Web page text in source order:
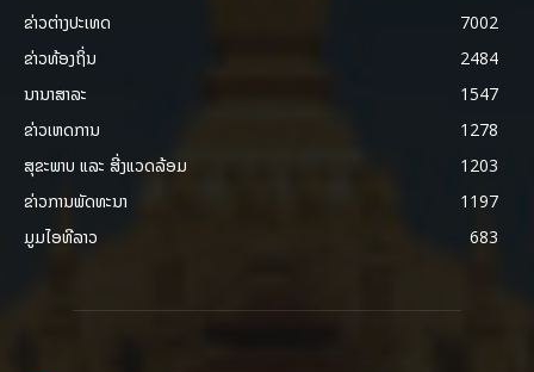
ຂ່າວຕ່າງປະເທດ
7002
ຂ່າວທ້ອງຖິ່ນ
2484
ນານາສາລະ
1547
ຂ່າວເຫດການ
1278
ສຸຂະພາບ ແລະ ສີ່ງແວດລ້ອມ
1203
ຂ່າວການພັດທະນາ
1197
ມູມໄອທີລາວ
683